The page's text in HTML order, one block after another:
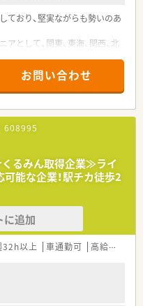
おり、堅実ながらも勢いのあ
として、関東、東海、関西、北
集合研修だけでなく任意で受
います
躍する従業員、将来経営幹部
様々な活躍ができるフィールド
・19時までの勤務）どちらか
ル・クリニック併設店舗」「敷
など様々な店舗を運営してい
多の51店舗設置しています
健康経営優良法人2023（大規模
とりが働きやすい環境が整備
お問い合わせ
608995
るみん取得企業≫ライ
能な企業！駅チカ徒歩2
に追加
32h以上 車通勤可 高給与(600万円以上)